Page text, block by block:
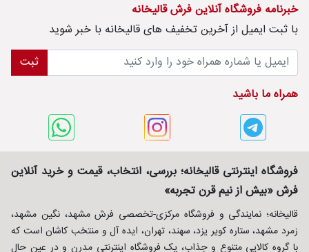
خبرنامه فروشگاه آنلاین فرش قالیخانه
با ثبت ايميل از آخرین تخفیف های قالیخانه با خبر شوید
ثبت
همراه ما باشید
فروشگاه اینترنتی قالیخانه؛ بررسی، انتخاب، قیمت و خرید آنلاین
فرش «بیش از نیم قرن تجربه»
قالیخانه؛ نمایندگی و فروشگاه مرکزی-تخصصی فرش مشهد، نگین مشهد،
زمرد مشهد، ستاره کویر یزد، سهند، تهران، ایده آل و منتخب کاشان است که
با گروه کالایی متنوع و جذاب، یک فروشگاه اینترنتی مدرن و در عین حال